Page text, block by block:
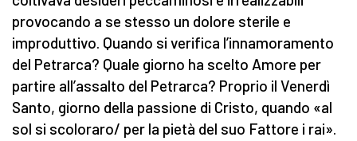
provocando a se stesso un dolore sterile e
improduttivo. Quando si verifica l’innamoramento
del Petrarca? Quale giorno ha scelto Amore per
partire all’assalto del Petrarca? Proprio il Venerdì
Santo, giorno della passione di Cristo, quando «al
sol si scoloraro/ per la pietà del suo Fattore i rai».